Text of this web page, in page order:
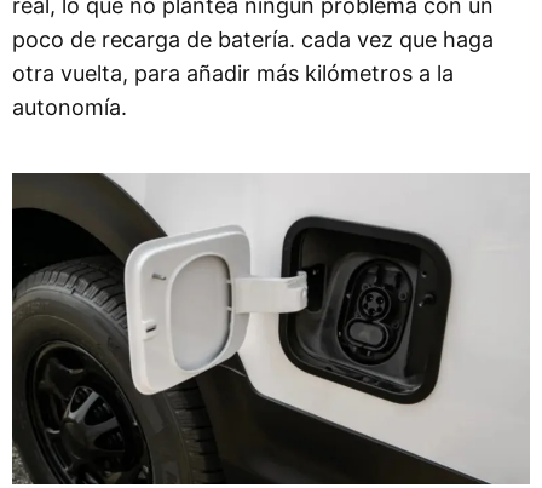
real, lo que no plantea ningún problema con un
poco de recarga de batería. cada vez que haga
otra vuelta, para añadir más kilómetros a la
autonomía.